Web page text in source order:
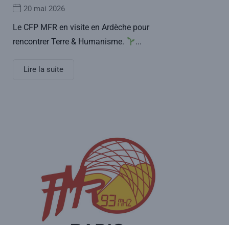
20 mai 2026
Le CFP MFR en visite en Ardèche pour
rencontrer Terre & Humanisme.
...
Lire la suite